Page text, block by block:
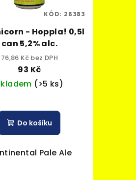
- Hoppla! 0,5l
can 5,2% alc.
76,86 Kč bez DPH
93 Kč
(>5 ks)
Do košíku
Pale Ale
KÓD: 26383